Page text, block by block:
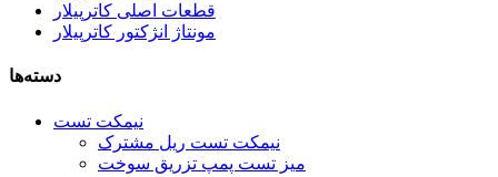
قطعات اصلی کاترپیلار
مونتاژ انژکتور کاترپیلار
دسته‌ها
نیمکت تست
نیمکت تست ریل مشترک
میز تست پمپ تزریق سوخت